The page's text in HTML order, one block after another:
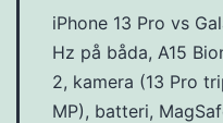
iPhone 13 Pro vs
Hz på båda, A15
2, kamera (13 Pro
MP), batteri,